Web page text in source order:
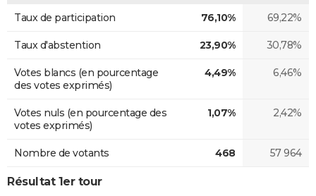
Taux de participation 76,10% 69,22%
Taux d'abstention 23,90% 30,78%
Votes blancs (en pourcentage
des votes exprimés)
4,49% 6,46%
Votes nuls (en pourcentage des
votes exprimés)
1,07% 2,42%
Nombre de votants 468 57 964
Résultat 1er tour